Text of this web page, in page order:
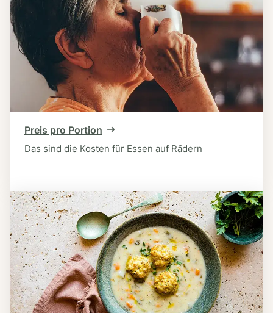
Preis pro Portion
Das sind die Kosten für Essen auf Rädern